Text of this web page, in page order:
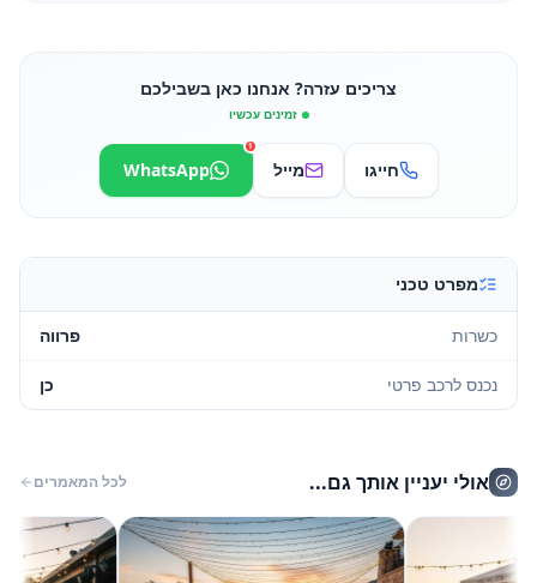
צריכים עזרה? אנחנו כאן בשבילכם
זמינים עכשיו
חייגו מייל WhatsApp
1
מפרט טכני
כשרות פרווה
נכנס לרכב פרטי כן
אולי יעניין אותך גם... לכל המאמרים